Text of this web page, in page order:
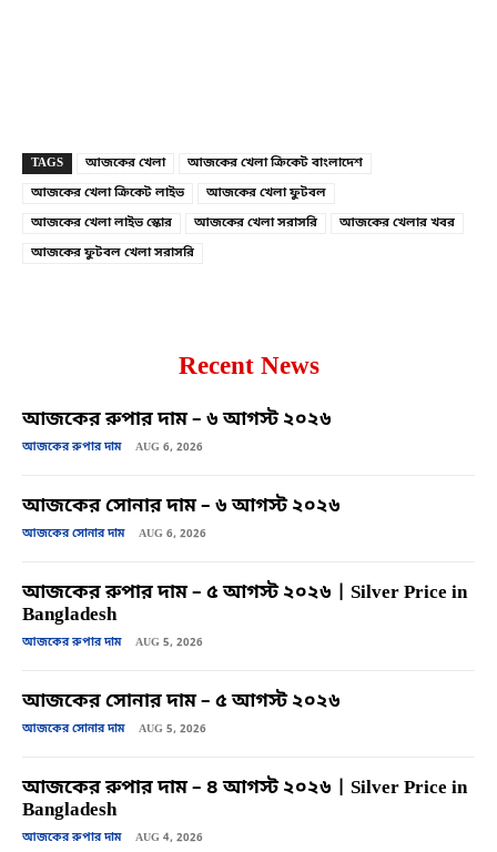
TAGS আজকের খেলা
আজকের খেলা ক্রিকেট বাংলাদেশ
আজকের খেলা ক্রিকেট লাইভ
আজকের খেলা ফুটবল
আজকের খেলা লাইভ স্কোর
আজকের খেলা সরাসরি
আজকের খেলার খবর
আজকের ফুটবল খেলা সরাসরি
Recent News
আজকের রুপার দাম – ৬ আগস্ট ২০২৬
আজকের রুপার দাম AUG 6, 2026
আজকের সোনার দাম – ৬ আগস্ট ২০২৬
আজকের সোনার দাম AUG 6, 2026
আজকের রুপার দাম – ৫ আগস্ট ২০২৬ | Silver Price in
Bangladesh
আজকের রুপার দাম AUG 5, 2026
আজকের সোনার দাম – ৫ আগস্ট ২০২৬
আজকের সোনার দাম AUG 5, 2026
আজকের রুপার দাম – ৪ আগস্ট ২০২৬ | Silver Price in
Bangladesh
আজকের রুপার দাম AUG 4, 2026